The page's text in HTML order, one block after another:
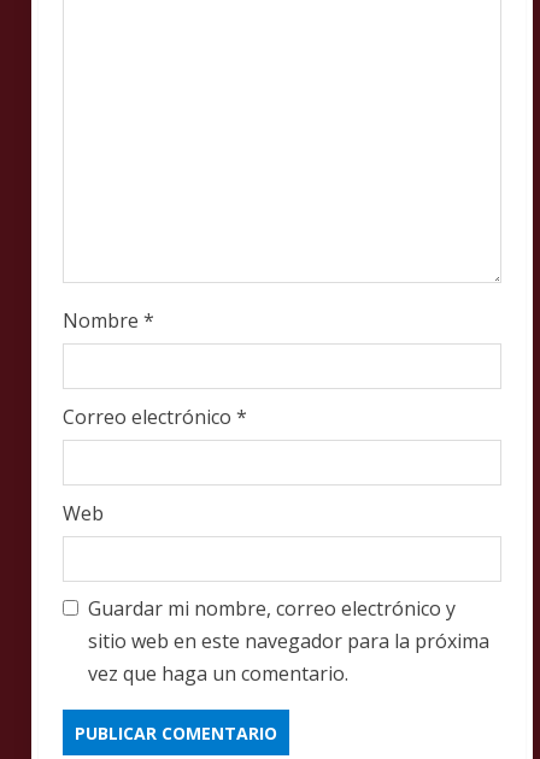
Nombre *
Correo electrónico *
Web
Guardar mi nombre, correo electrónico y
sitio web en este navegador para la próxima
vez que haga un comentario.